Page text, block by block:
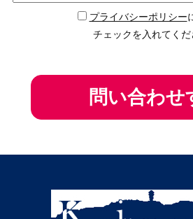
プライバシーポリシー
チェックを入れてくだ